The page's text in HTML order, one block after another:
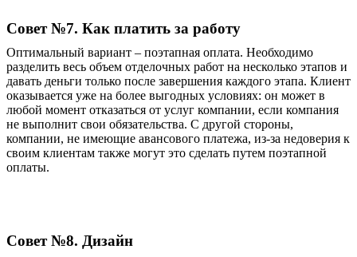
Совет №7. Как платить за работу
Оптимальный вариант – поэтапная оплата. Необходимо
разделить весь объем отделочных работ на несколько этапов и
давать деньги только после завершения каждого этапа. Клиент
оказывается уже на более выгодных условиях: он может в
любой момент отказаться от услуг компании, если компания
не выполнит свои обязательства. С другой стороны,
компании, не имеющие авансового платежа, из-за недоверия к
своим клиентам также могут это сделать путем поэтапной
оплаты.
Совет №8. Дизайн